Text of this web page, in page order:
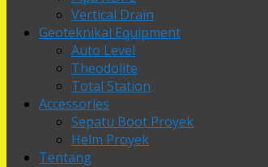
Vertical Drain
Geoteknikal Equipment
Auto Level
Theodolite
Total Station
Accessories
Sepatu Boot Proyek
Helm Proyek
Tentang